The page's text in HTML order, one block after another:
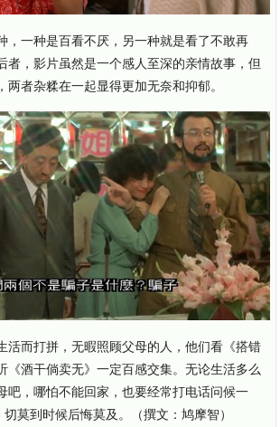
，一种是百看不厌，另一种就是看了不敢再
者，影片虽然是一个感人至深的亲情故事，但
者杂糅在一起显得更加无奈和抑郁。
活而打拼，无暇照顾父母的人，他们看《搭错
《酒干倘卖无》一定百感交集。无论生活多么
吧，哪怕不能回家，也要经常打电话问候一
莫到时候后悔莫及。（撰文：鸠摩智）